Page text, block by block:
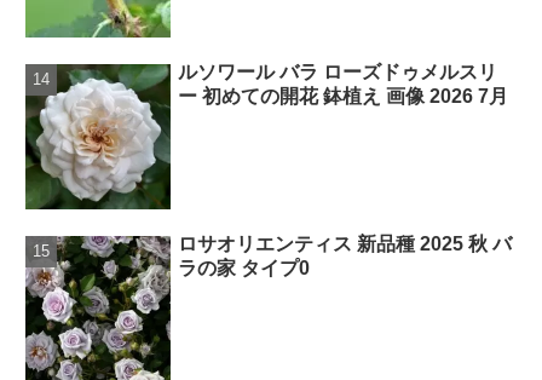
ルソワール バラ ローズドゥメルスリ
ー 初めての開花 鉢植え 画像 2026 7月
ロサオリエンティス 新品種 2025 秋 バ
ラの家 タイプ0